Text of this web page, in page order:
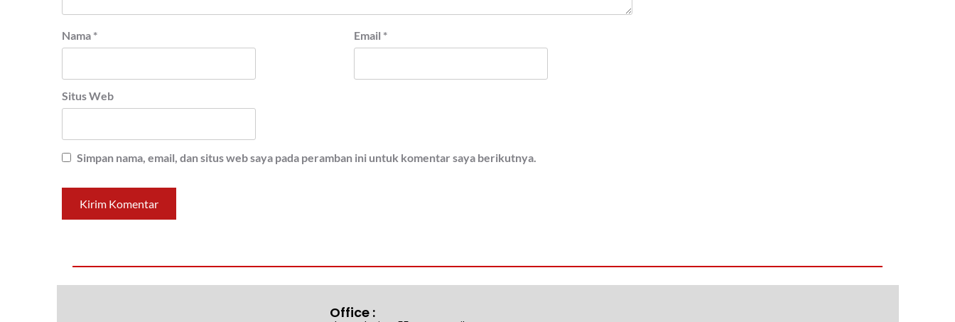
Nama * Email *
Situs Web
Simpan nama, email, dan situs web saya pada peramban ini untuk komentar saya berikutnya.
Office :